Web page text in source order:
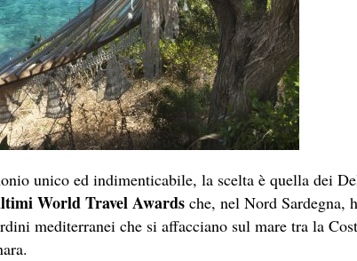
unico ed indimenticabile, la scelta è quella dei
World Travel Awards che, nel Nord Sardegna,
mediterranei che si affacciano sul mare tra la